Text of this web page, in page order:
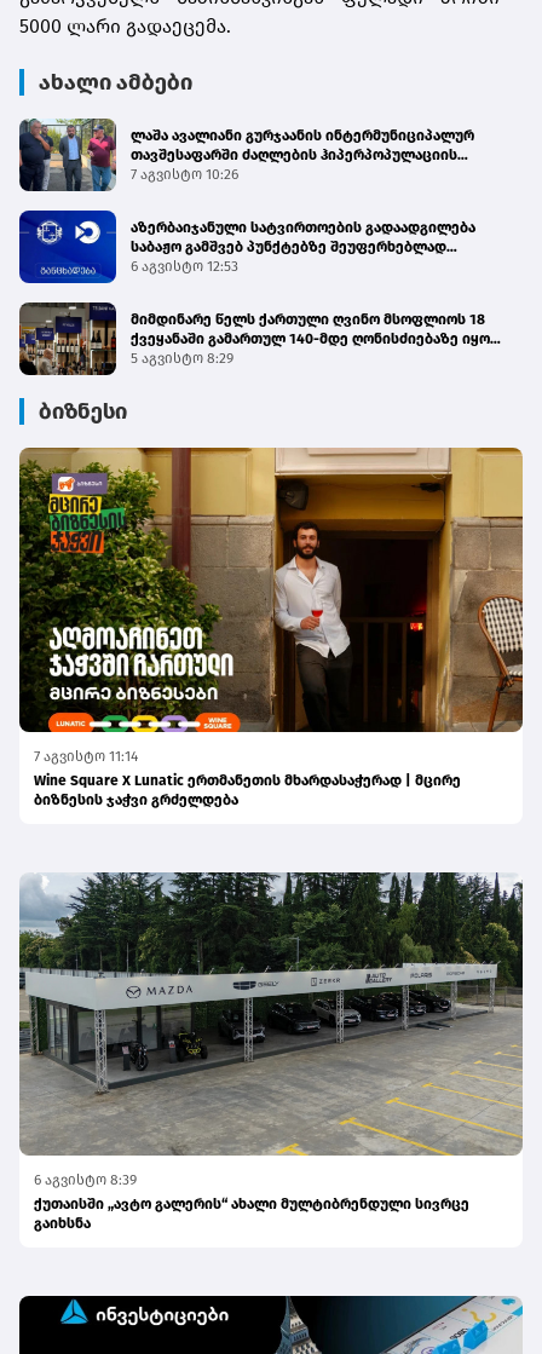
5000 ლარი გადაეცემა.
ახალი ამბები
ლაშა ავალიანი გურჯაანის ინტერმუნიციპალურ
თავშესაფარში ძაღლების ჰიპერპოპულაციის
მართვის პროგრამის მიმდინარეობას გაეცნო
7 აგვისტო 10:26
აზერბაიჯანული სატვირთოების გადაადგილება
საბაჟო გამშვებ პუნქტებზე შეუფერხებლად
მიმდინარეობს - შემოსავლების სამსახური
6 აგვისტო 12:53
მიმდინარე წელს ქართული ღვინო მსოფლიოს 18
ქვეყანაში გამართულ 140-მდე ღონისძიებაზე იყო
წარმოდგენილი
5 აგვისტო 8:29
ბიზნესი
7 აგვისტო 11:14
Wine Square X Lunatic ერთმანეთის მხარდასაჭერად | მცირე
ბიზნესის ჯაჭვი გრძელდება
6 აგვისტო 8:39
ქუთაისში „ავტო გალერის“ ახალი მულტიბრენდული სივრცე
გაიხსნა